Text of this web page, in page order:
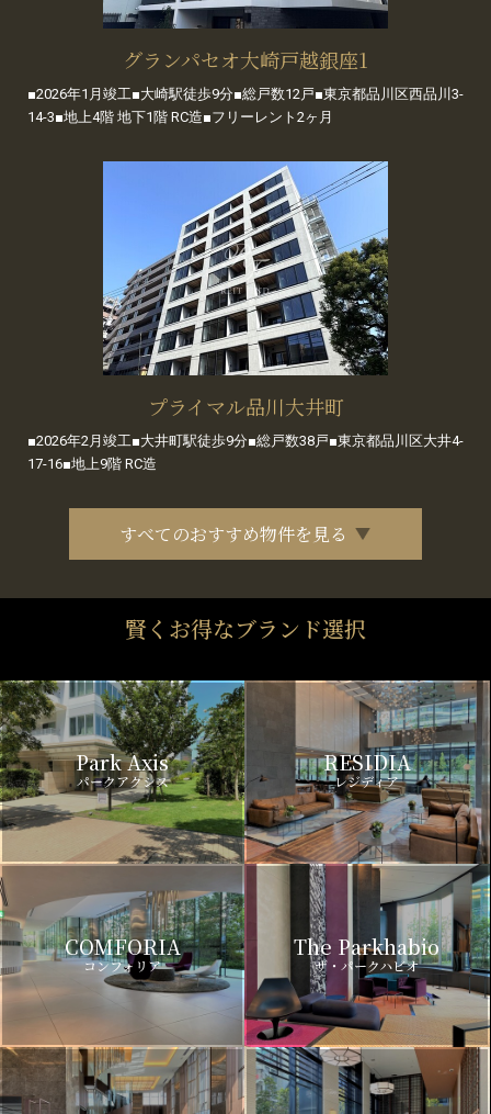
グランパセオ大崎戸越銀座1
■2026年1月竣工■大崎駅徒歩9分■総戸数12戸■東京都品川区西品川3-
14-3■地上4階 地下1階 RC造■フリーレント2ヶ月
プライマル品川大井町
■2026年2月竣工■大井町駅徒歩9分■総戸数38戸■東京都品川区大井4-
17-16■地上9階 RC造
すべてのおすすめ物件を見る
賢くお得なブランド選択
Park Axis
パークアクシス
RESIDIA
レジディア
COMFORIA
コンフォリア
The Parkhabio
ザ・パークハビオ